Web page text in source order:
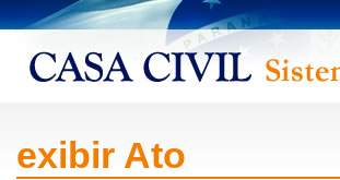
exibir Ato